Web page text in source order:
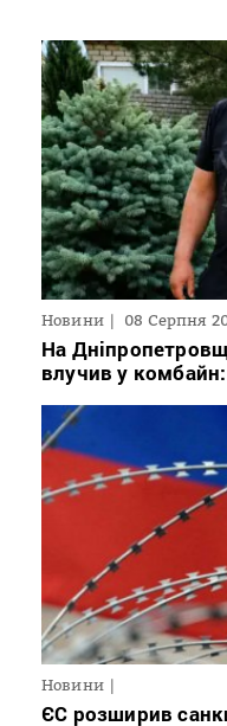
Новини 08 Серпня
На
влучив у
Новини
ЄС розширив